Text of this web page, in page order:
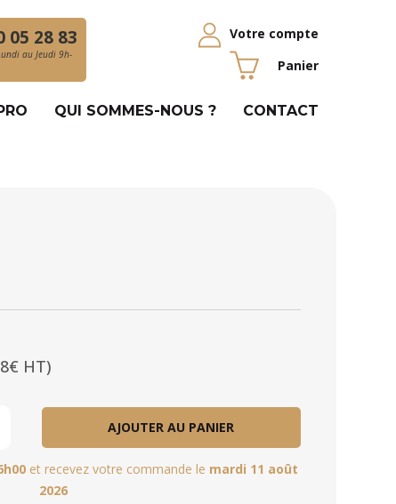
05 28 83
au Jeudi 9h-
Votre compte
Panier
QUI SOMMES-NOUS ? CONTACT
HT)
AJOUTER AU PANIER
et recevez votre commande le mardi 11 août
2026